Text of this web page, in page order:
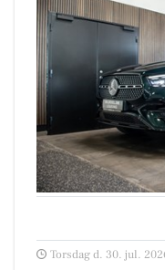
Torsdag d. 30. jul.